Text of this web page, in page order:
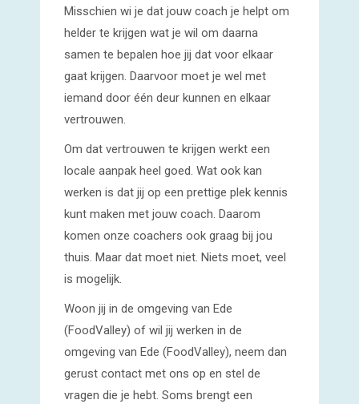
Misschien wi je dat jouw coach je helpt om
helder te krijgen wat je wil om daarna
samen te bepalen hoe jij dat voor elkaar
gaat krijgen. Daarvoor moet je wel met
iemand door één deur kunnen en elkaar
vertrouwen.
Om dat vertrouwen te krijgen werkt een
locale aanpak heel goed. Wat ook kan
werken is dat jij op een prettige plek kennis
kunt maken met jouw coach. Daarom
komen onze coachers ook graag bij jou
thuis. Maar dat moet niet. Niets moet, veel
is mogelijk.
Woon jij in de omgeving van Ede
(FoodValley) of wil jij werken in de
omgeving van Ede (FoodValley), neem dan
gerust contact met ons op en stel de
vragen die je hebt. Soms brengt een